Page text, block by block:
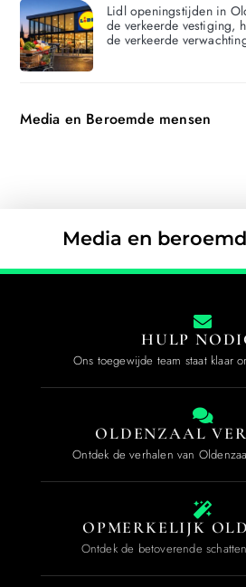
Lidl openingstijden in
de verkeerde vestiging,
de verkeerde
Media en Beroemde mensen
Media en
HULP
Ons toegewijde team staat klaar
OLDENZAAL
Ontdek de verhalen van
OPMERKELIJK
Ontdek de betoverende